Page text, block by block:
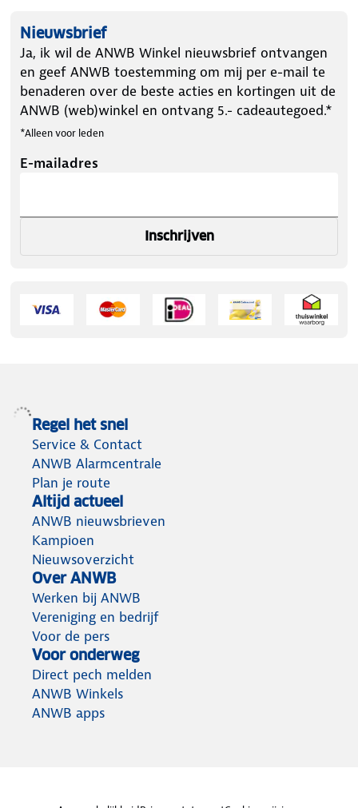
Nieuwsbrief
Ja, ik wil de ANWB Winkel nieuwsbrief ontvangen
en geef ANWB toestemming om mij per e-mail te
benaderen over de beste acties en kortingen uit de
ANWB (web)winkel en ontvang 5.- cadeautegoed.*
*Alleen voor leden
E-mailadres
Inschrijven
Regel het snel
Service & Contact
ANWB Alarmcentrale
Plan je route
Altijd actueel
ANWB nieuwsbrieven
Kampioen
Nieuwsoverzicht
Over ANWB
Werken bij ANWB
Vereniging en bedrijf
Voor de pers
Voor onderweg
Direct pech melden
ANWB Winkels
ANWB apps